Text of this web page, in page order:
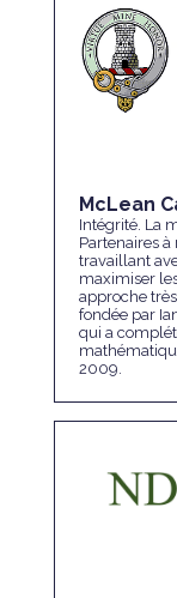
McLean
Intégrité. La
Partenaires
travaillant
maximiser
approche
fondée par
qui a
2009.